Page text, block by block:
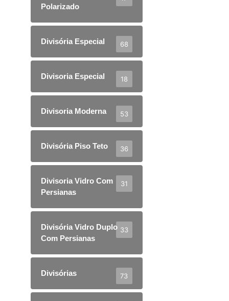
Polarizado
Divisória Especial 68
Divisoria Especial 18
Divisoria Moderna 53
Divisória Piso Teto 36
Divisoria Vidro Com
Persianas
31
Divisória Vidro Duplo
Com Persianas
33
Divisórias 73